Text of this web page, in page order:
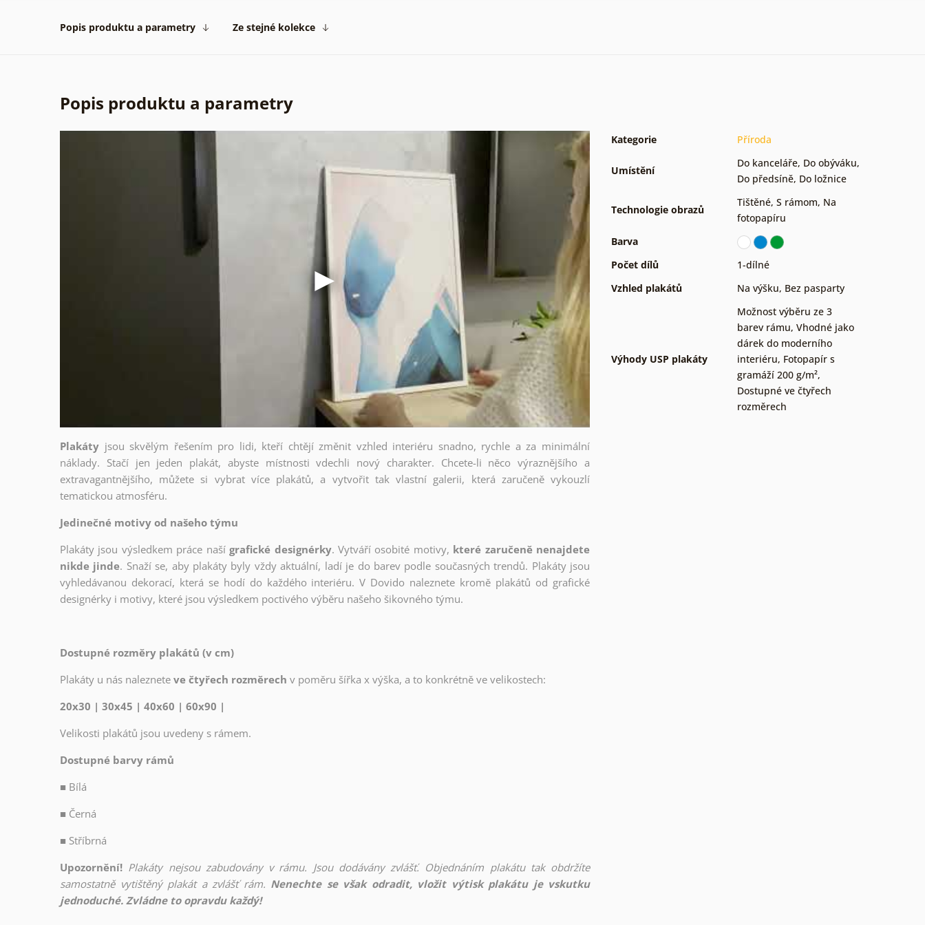
Popis produktu a parametry Ze stejné kolekce
Popis produktu a parametry
Plakáty jsou skvělým řešením pro lidi, kteří chtějí změnit vzhled interiéru snadno, rychle a za minimální
náklady. Stačí jen jeden plakát, abyste místnosti vdechli nový charakter. Chcete-li něco výraznějšího a
extravagantnějšího, můžete si vybrat více plakátů, a vytvořit tak vlastní galerii, která zaručeně vykouzlí
tematickou atmosféru.
Jedinečné motivy od našeho týmu
Plakáty jsou výsledkem práce naší grafické designérky. Vytváří osobité motivy, které zaručeně nenajdete
nikde jinde. Snaží se, aby plakáty byly vždy aktuální, ladí je do barev podle současných trendů. Plakáty jsou
vyhledávanou dekorací, která se hodí do každého interiéru. V Dovido naleznete kromě plakátů od grafické
designérky i motivy, které jsou výsledkem poctivého výběru našeho šikovného týmu.
Dostupné rozměry plakátů (v cm)
Plakáty u nás naleznete ve čtyřech rozměrech v poměru šířka x výška, a to konkrétně ve velikostech:
20x30 | 30x45 | 40x60 | 60x90 |
Velikosti plakátů jsou uvedeny s rámem.
Dostupné barvy rámů
■ Bílá
■ Černá
■ Stříbrná
Upozornění! Plakáty nejsou zabudovány v rámu. Jsou dodávány zvlášť. Objednáním plakátu tak obdržíte
samostatně vytištěný plakát a zvlášť rám. Nenechte se však odradit, vložit výtisk plakátu je vskutku
jednoduché. Zvládne to opravdu každý!
Kategorie Příroda
Umístění
Do kanceláře, Do obýváku,
Do předsíně, Do ložnice
Technologie obrazů
Tištěné, S rámom, Na
fotopapíru
Barva
Počet dílů
1-dílné
Vzhled plakátů
Na výšku, Bez pasparty
Výhody USP plakáty
Možnost výběru ze 3
barev rámu, Vhodné jako
dárek do moderního
interiéru, Fotopapír s
gramáží 200 g/m²,
Dostupné ve čtyřech
rozměrech